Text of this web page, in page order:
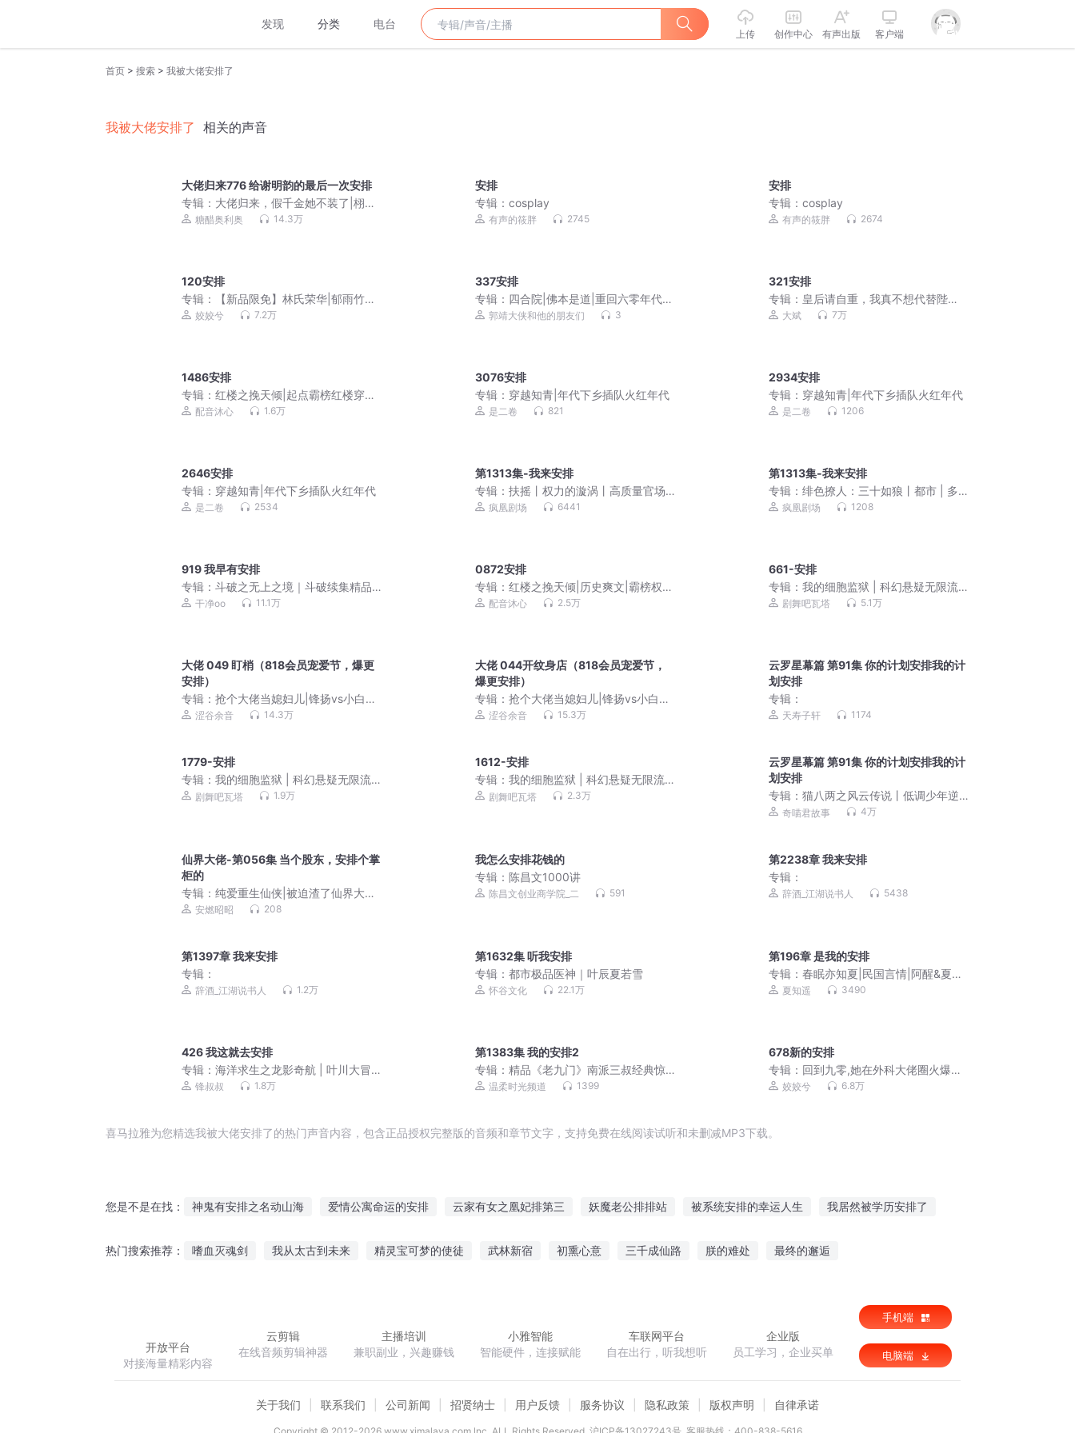
发现 分类 电台
上传 创作中心 有声出版 客户端
首页 > 搜索 > 我被大佬安排了
我被大佬安排了 相关的声音
大佬归来776 给谢明韵的最后一次安排
专辑： 大佬归来，假千金她不装了|栩栩
如生|玄学灵异爆笑风水悬疑|关栩栩/姜
糖醋奥利奥 14.3万
安排
专辑：cosplay
有声的筱胖 2745
安排
专辑：cosplay
有声的筱胖 2674
120安排
专辑：
【新品限免】林氏荣华|郁雨竹姣
姣兮超高口碑爆款古言
姣姣兮 7.2万
337安排
专辑： 四合院|佛本是道|重回六零年代|
正红旗下|精彩多播
郭靖大侠和他的朋友们 3
321安排
专辑： 皇后请自重，我真不想代替陛
下！| 爆笑穿越 | 历史 | 多人有声剧
大斌 7万
1486安排
专辑： 红楼之挽天倾|起点霸榜红楼穿越
后宫爽文|历史权谋|多人有声剧
配音沐心 1.6万
3076安排
专辑： 穿越知青|年代下乡插队火红年代
是二卷 821
2934安排
专辑： 穿越知青|年代下乡插队火红年代
是二卷 1206
2646安排
专辑： 穿越知青|年代下乡插队火红年代
是二卷 2534
第1313集-我来安排
专辑：扶摇丨权力的漩涡丨高质量官场
【都市多女主】
疯凰剧场 6441
第1313集-我来安排
专辑：绯色撩人：三十如狼丨都市 | 多
女主爽文 | 复仇 | 逆袭打脸 | 虐渣
疯凰剧场 1208
919 我早有安排
专辑： 斗破之无上之境｜斗破续集精品
多人剧
干净oo 11.1万
0872安排
专辑：红楼之挽天倾|历史爽文|霸榜权
谋|多人有声剧|VIP免费
配音沐心 2.5万
661-安排
专辑：我的细胞监狱 | 科幻悬疑无限流 |
3D精品多人剧
剧舞吧瓦塔 5.1万
大佬 049 盯梢（818会员宠爱节，爆更
安排）
专辑： 抢个大佬当媳妇儿|锋扬vs小白胡
萝卜【双男主多人】
涩谷余音 14.3万
大佬 044开纹身店（818会员宠爱节，
爆更安排）
专辑：抢个大佬当媳妇儿|锋扬vs小白胡
萝卜【双男主多人】
涩谷余音 15.3万
云罗星幕篇 第91集 你的计划安排我的计
划安排
专辑：
天寿子轩 1174
1779-安排
专辑： 我的细胞监狱 | 科幻悬疑无限流 |
3D精品多人剧
剧舞吧瓦塔 1.9万
1612-安排
专辑：我的细胞监狱 | 科幻悬疑无限流 |
3D精品多人剧
剧舞吧瓦塔 2.3万
云罗星幕篇 第91集 你的计划安排我的计
划安排
专辑：猫八两之风云传说丨低调少年逆
大天丨奇喵宇宙
奇喵君故事 4万
仙界大佬-第056集 当个股东，安排个掌
柜的
专辑： 纯爱重生仙侠|被迫渣了仙界大佬|
多人广播剧|全免费
安燃昭昭 208
我怎么安排花钱的
专辑：陈昌文1000讲
陈昌文创业商学院_二 591
第2238章 我来安排
专辑：
辞酒_江湖说书人 5438
第1397章 我来安排
专辑：
辞酒_江湖说书人 1.2万
第1632集 听我安排
专辑：都市极品医神｜叶辰夏若雪
怀谷文化 22.1万
第196章 是我的安排
专辑：春眠亦知夏|民国言情|阿醒&夏知
遥|日久生情|家国情怀|HE|多人精品有声
夏知遥 3490
426 我这就去安排
专辑： 海洋求生之龙影奇航 | 叶川大冒
险 | 锋叔叔
锋叔叔 1.8万
第1383集 我的安排2
专辑：精品《老九门》南派三叔经典惊
悚悬疑盗墓小说
温柔时光频道 1399
678新的安排
专辑： 回到九零,她在外科大佬圈火爆了
|姣姣兮 | 起点口碑爽文 | 多人有声剧
姣姣兮 6.8万
喜马拉雅为您精选我被大佬安排了的热门声音内容，包含正品授权完整版的音频和章节文字，支持免费在线阅读试听和未删减MP3下载。
您是不是在找： 神鬼有安排之名动山海 爱情公寓命运的安排 云家有女之凰妃排第三 妖魔老公排排站 被系统安排的幸运人生 我居然被学历安排了
热门搜索推荐： 嗜血灭魂剑 我从太古到未来 精灵宝可梦的使徒 武林新宿 初熏心意 三千成仙路 朕的难处 最终的邂逅
开放平台
对接海量精彩内容
云剪辑
在线音频剪辑神器
主播培训
兼职副业，兴趣赚钱
小雅智能
智能硬件，连接赋能
车联网平台
自在出行，听我想听
企业版
员工学习，企业买单
手机端
电脑端
关于我们 联系我们 公司新闻 招贤纳士 用户反馈 服务协议 隐私政策 版权声明 自律承诺